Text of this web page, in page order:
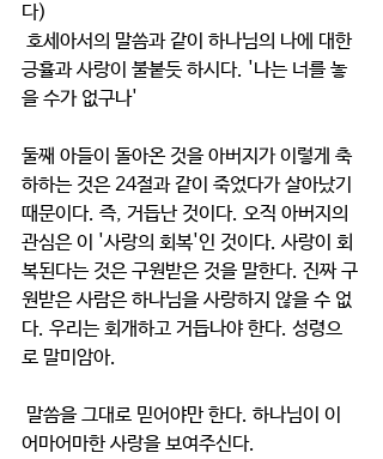
다)
긍휼과 사랑이 불붙듯 하시다. '나는 너를 놓
을 수가 없구나'
둘째 아들이 돌아온 것을 아버지가 이렇게 축
하하는 것은 24절과 같이 죽었다가 살아났기
때문이다. 즉, 거듭난 것이다. 오직 아버지의
관심은 이 '사랑의 회복'인 것이다. 사랑이 회
복된다는 것은 구원받은 것을 말한다. 진짜 구
원받은 사람은 하나님을 사랑하지 않을 수 없
다. 우리는 회개하고 거듭나야 한다. 성령으
로 말미암아.
어마어마한 사랑을 보여주신다.